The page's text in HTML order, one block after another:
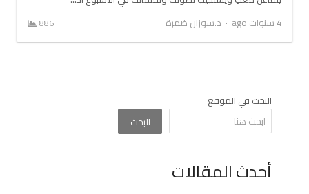
4 سنوات ago
Author
د.سوزان ضمرة 886
البحث في الموقع
البحث
أحدث المقالات